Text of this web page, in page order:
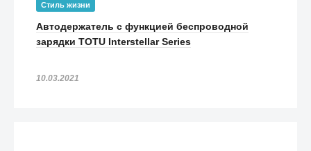
Стиль жизни
Автодержатель с функцией беспроводной
зарядки TOTU Interstellar Series
10.03.2021